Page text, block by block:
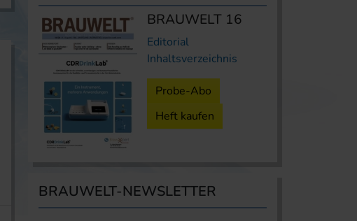
BRAUWELT 16
Editorial
Inhaltsverzeichnis
Probe-Abo
Heft kaufen
BRAUWELT-NEWSLETTER